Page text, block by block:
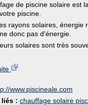
de piscine solaire est
piscine.
rayons solaires, énergie
donc pas d'énergie.
solaires sont très
www.piscineale.com
liés : chauffage solaire